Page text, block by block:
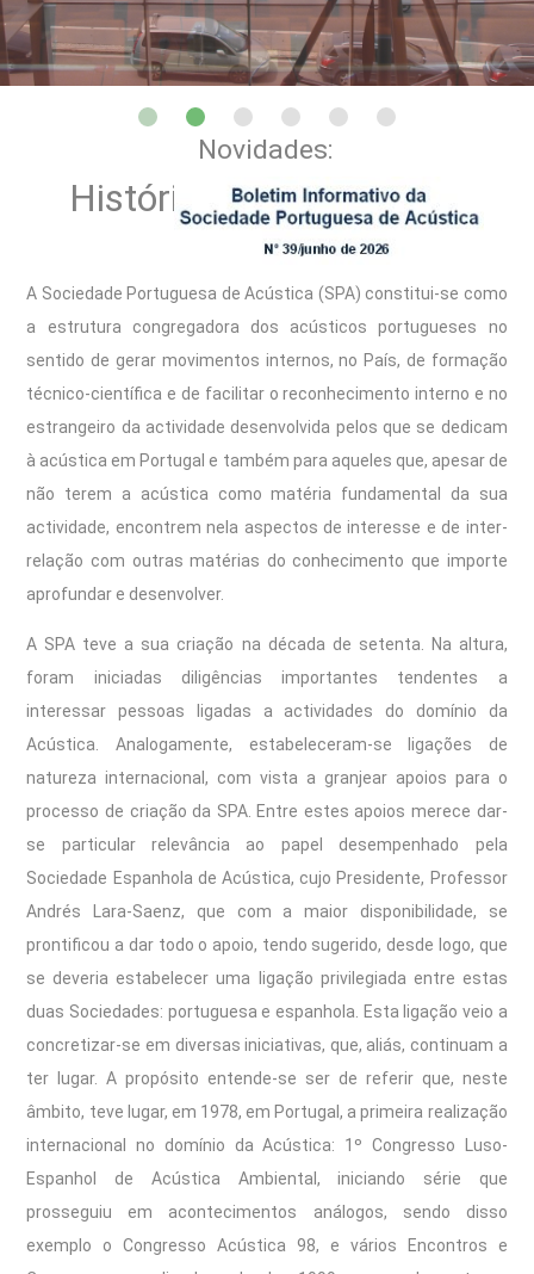
Novidades:
História e Apresentação
A Sociedade Portuguesa de Acústica (SPA) constitui-se como
a estrutura congregadora dos acústicos portugueses no
sentido de gerar movimentos internos, no País, de formação
técnico-científica e de facilitar o reconhecimento interno e no
estrangeiro da actividade desenvolvida pelos que se dedicam
à acústica em Portugal e também para aqueles que, apesar de
não terem a acústica como matéria fundamental da sua
actividade, encontrem nela aspectos de interesse e de inter-
relação com outras matérias do conhecimento que importe
aprofundar e desenvolver.
A SPA teve a sua criação na década de setenta. Na altura,
foram iniciadas diligências importantes tendentes a
interessar pessoas ligadas a actividades do domínio da
Acústica. Analogamente, estabeleceram-se ligações de
natureza internacional, com vista a granjear apoios para o
processo de criação da SPA. Entre estes apoios merece dar-
se particular relevância ao papel desempenhado pela
Sociedade Espanhola de Acústica, cujo Presidente, Professor
Andrés Lara-Saenz, que com a maior disponibilidade, se
prontificou a dar todo o apoio, tendo sugerido, desde logo, que
se deveria estabelecer uma ligação privilegiada entre estas
duas Sociedades: portuguesa e espanhola. Esta ligação veio a
concretizar-se em diversas iniciativas, que, aliás, continuam a
ter lugar. A propósito entende-se ser de referir que, neste
âmbito, teve lugar, em 1978, em Portugal, a primeira realização
internacional no domínio da Acústica: 1º Congresso Luso-
Espanhol de Acústica Ambiental, iniciando série que
prosseguiu em acontecimentos análogos, sendo disso
exemplo o Congresso Acústica 98, e vários Encontros e